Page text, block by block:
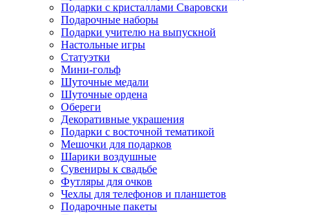
Подарки с кристаллами Сваровски
Подарочные наборы
Подарки учителю на выпускной
Настольные игры
Статуэтки
Мини-гольф
Шуточные медали
Шуточные ордена
Обереги
Декоративные украшения
Подарки с восточной тематикой
Мешочки для подарков
Шарики воздушные
Сувениры к свадьбе
Футляры для очков
Чехлы для телефонов и планшетов
Подарочные пакеты